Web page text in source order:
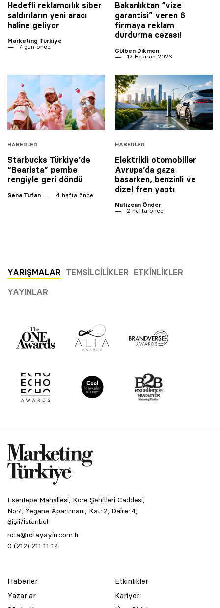
Hedefli reklamcılık siber
saldırıların yeni aracı
haline geliyor
Marketing Türkiye
7 gün önce
Bakanlıktan “vize
garantisi” veren 6
firmaya reklam
durdurma cezası!
Gülben Dikmen
12 Haziran 2026
HABERLER
Starbucks Türkiye’de
“Bearista” pembe
rengiyle geri döndü
Sena Tufan 4 hafta önce
HABERLER
Elektrikli otomobiller
Avrupa’da gaza
basarken, benzinli ve
dizel fren yaptı
Nafizcan Önder
2 hafta önce
YARIŞMALAR TEMSILCILIKLER ETKINLIKLER
YAYINLAR
Esentepe Mahallesi, Kore Şehitleri Caddesi,
No:7, Yegane Apartmanı, Kat: 2, Daire: 4,
Şişli/İstanbul
rota@rotayayin.com.tr
0 (212) 211 11 12
Haberler
Yazarlar
Etkinlikler
Kariyer